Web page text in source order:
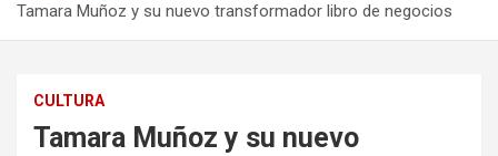
Tamara Muñoz y su nuevo transformador libro de negocios
CULTURA
Tamara Muñoz y su nuevo